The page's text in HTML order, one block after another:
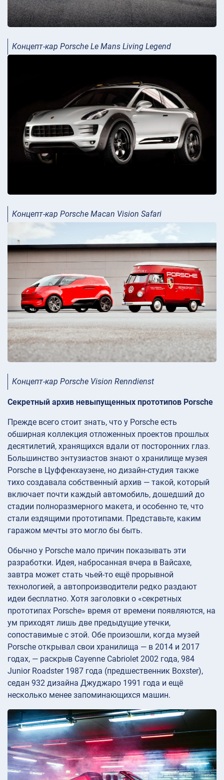
Концепт-кар Porsche Le Mans Living Legend
Концепт-кар Porsche Macan Vision Safari
Концепт-кар Porsche Vision Renndienst
Секретный архив невыпущенных прототипов Porsche
Прежде всего стоит знать, что у Porsche есть
обширная коллекция отложенных проектов прошлых
десятилетий, хранящихся вдали от посторонних глаз.
Большинство энтузиастов знают о хранилище музея
Porsche в Цуффенхаузене, но дизайн-студия также
тихо создавала собственный архив — такой, который
включает почти каждый автомобиль, дошедший до
стадии полноразмерного макета, и особенно те, что
стали ездящими прототипами. Представьте, каким
гаражом мечты это могло бы быть.
Обычно у Porsche мало причин показывать эти
разработки. Идея, набросанная вчера в Вайсахе,
завтра может стать чьей-то ещё прорывной
технологией, а автопроизводители редко раздают
идеи бесплатно. Хотя заголовки о «секретных
прототипах Porsche» время от времени появляются, на
ум приходят лишь две предыдущие утечки,
сопоставимые с этой. Обе произошли, когда музей
Porsche открывал свои хранилища — в 2014 и 2017
годах, — раскрыв Cayenne Cabriolet 2002 года, 984
Junior Roadster 1987 года (предшественник Boxster),
седан 932 дизайна Джуджаро 1991 года и ещё
несколько менее запоминающихся машин.